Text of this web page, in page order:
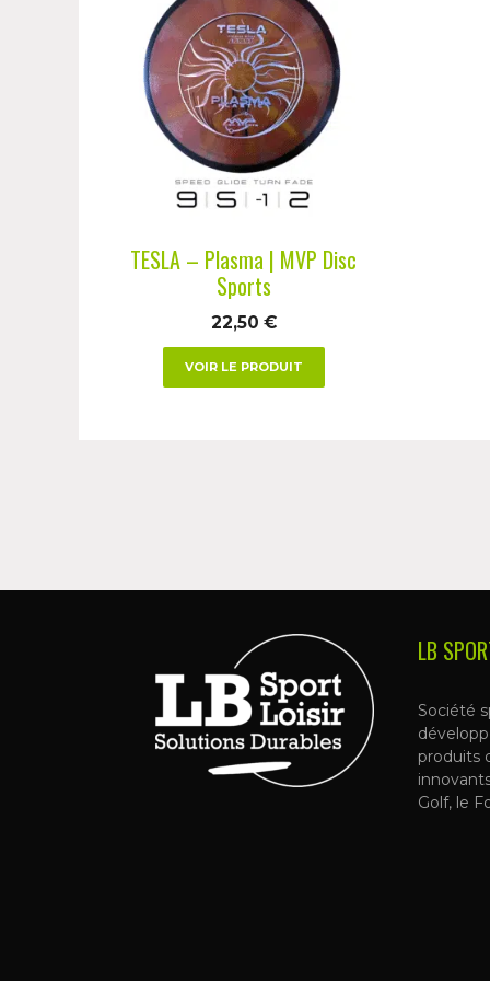
TESLA – Plasma | MVP Disc
Sports
22,50 €
VOIR LE PRODUIT
produit
plusieurs
variations.
options
peuvent
sur
produit
LB
Société
produits
Golf, le